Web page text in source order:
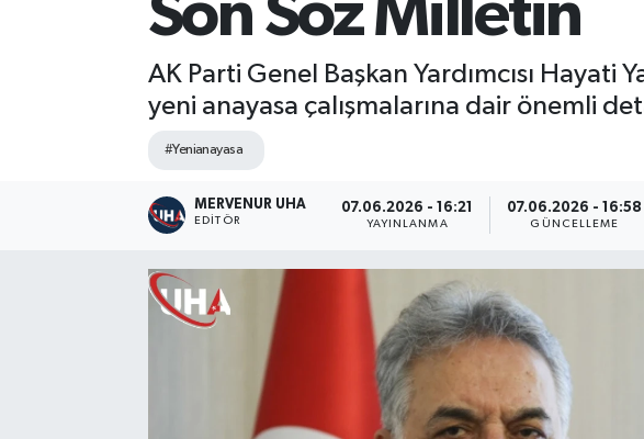
Son Söz Milletin
AK Parti Genel Başkan Yardımcısı Hayati
yeni anayasa çalışmalarına dair önemli
#Yenianayasa
MERVENUR UHA
EDITÖR
07.06.2026 - 16:21
YAYINLANMA
07.06.2026 - 16:58
GÜNCELLEME
Tüm Manşetler
Son Dakika Haberleri